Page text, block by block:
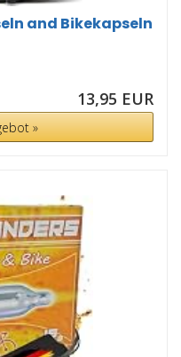
and Bikekapseln
13,95 EUR
»